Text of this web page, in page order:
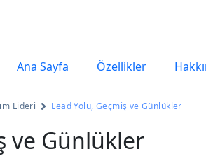
Ana Sayfa Özellikler
Lideri Lead Yolu, Geçmiş ve Günlükler
ve Günlükler